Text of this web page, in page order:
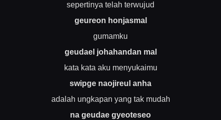
sepertinya telah terwujud
geureon honjasmal
gumamku
geudael johahandan mal
kata kata aku menyukaimu
swipge naojireul anha
adalah ungkapan yang tak mudah
na geudae gyeoteseo